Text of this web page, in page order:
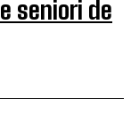
seniori de